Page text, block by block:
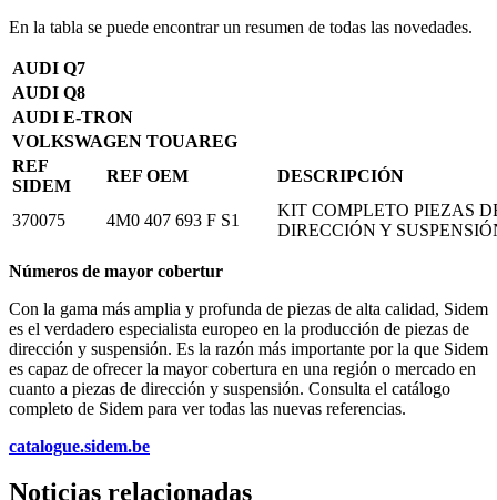
En la tabla se puede encontrar un resumen de todas las novedades.
AUDI Q7
AUDI Q8
AUDI E-TRON
VOLKSWAGEN TOUAREG
REF
SIDEM
REF OEM DESCRIPCIÓN
370075 4M0 407 693 F S1
KIT COMPLETO PIEZAS
DIRECCIÓN Y
Números de mayor cobertur
Con la gama más amplia y profunda de piezas de alta calidad, Sidem
es el verdadero especialista europeo en la producción de piezas de
dirección y suspensión. Es la razón más importante por la que Sidem
es capaz de ofrecer la mayor cobertura en una región o mercado en
cuanto a piezas de dirección y suspensión. Consulta el catálogo
completo de Sidem para ver todas las nuevas referencias.
catalogue.sidem.be
Noticias relacionadas